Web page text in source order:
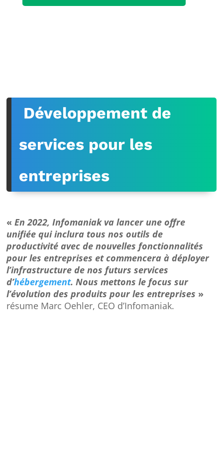
Développement de
services pour les
entreprises
«En 2022, Infomaniak va lancer une offre
unifiée qui inclura tous nos outils de
productivité avec de nouvelles fonctionnalités
pour les entreprises et commencera à déployer
l’infrastructure de nos futurs services
d’hébergement. Nous mettons le focus sur
l’évolution des produits pour les entreprises »
résume Marc Oehler, CEO d’Infomaniak.